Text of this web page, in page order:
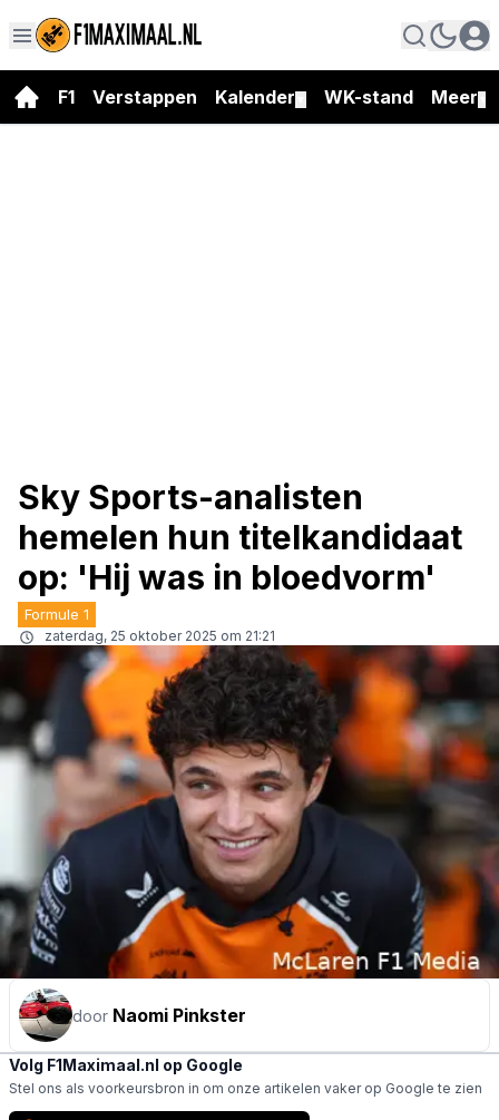
F1 Verstappen Kalender WK-stand Meer
Sky Sports-analisten
hemelen hun titelkandidaat
op: 'Hij was in bloedvorm'
Formule 1
zaterdag, 25 oktober 2025 om 21:21
door Naomi Pinkster
Volg F1Maximaal.nl op Google
Stel ons als voorkeursbron in om onze artikelen vaker op Google te zien